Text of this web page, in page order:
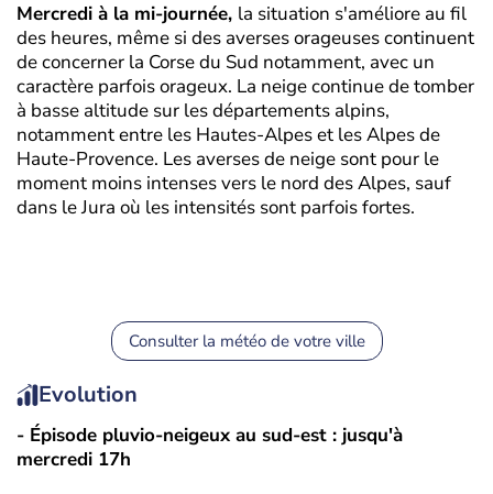
Mercredi à la mi-journée, la situation s'améliore au fil
des heures, même si des averses orageuses continuent
de concerner la Corse du Sud notamment, avec un
caractère parfois orageux. La neige continue de tomber
à basse altitude sur les départements alpins,
notamment entre les Hautes-Alpes et les Alpes de
Haute-Provence. Les averses de neige sont pour le
moment moins intenses vers le nord des Alpes, sauf
dans le Jura où les intensités sont parfois fortes.
Consulter la météo de votre ville
Evolution
- Épisode pluvio-neigeux au sud-est : jusqu'à
mercredi 17h